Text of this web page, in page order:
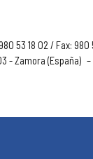
53 18 02 / Fax: 980
- Zamora (España) –